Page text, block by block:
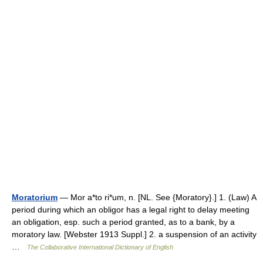
Moratorium — Mor a*to ri*um, n. [NL. See {Moratory}.] 1. (Law) A
period during which an obligor has a legal right to delay meeting
an obligation, esp. such a period granted, as to a bank, by a
moratory law. [Webster 1913 Suppl.] 2. a suspension of an activity
The Collaborative International Dictionary of English